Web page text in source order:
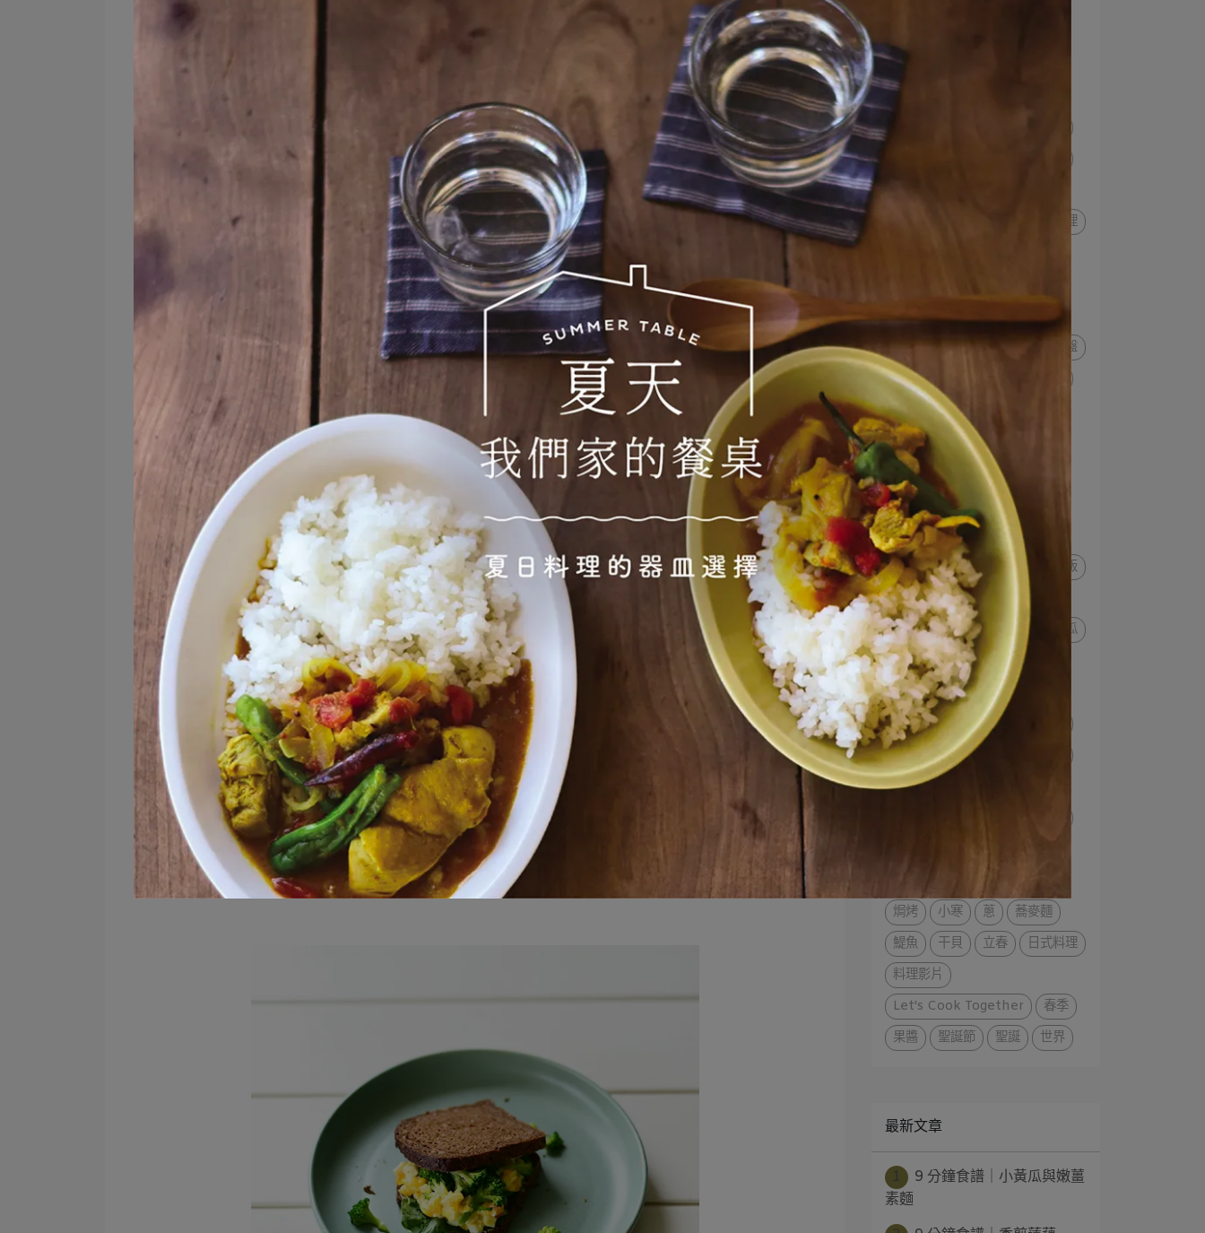
Globe 地球盤 薄荷
以地球儀為原型的盤子具存在感，能為餐桌增添愉快的氛圍。
Grise刻紋盤L
帶給人深刻印象的刻紋盤，能營造出華麗的氣氛。
洋蔥
義大利料理
單盤料理
魚料理
漁夫料理
沙拉盤
青蒜 茄子
配菜盤
高湯
冷飲
薑
布丁
葛粉 牛奶
傳統甜點
紅豆
冰淇淋杯
豬口杯
苦瓜
高麗菜
溫沙拉
沙丁魚
甜椒 沙拉缽
丼飯
小暑
大暑
山苦瓜
沙拉碗 涼麵
南瓜
湯
拌麵 深盤
漬物
方盤
莎莎醬
玉米餅
墨西哥
立秋 淺鍋
羅勒
白露
蓮藕
焗烤
小寒 蔥
蕎麥麵
鯷魚
干貝 立春
日式料理
料理影片
Let's Cook Together
春季
果醬
聖誕節 聖誕 世界
最新文章
9 分鐘食譜｜小黃瓜與嫩薑
素麵